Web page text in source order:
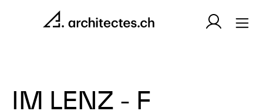
IM LENZ - F